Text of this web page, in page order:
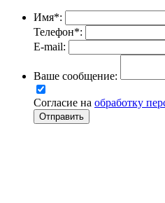
Имя*:
Телефон*:
E-mail:
Ваше сообщение:
Согласие на обработку
Отправить